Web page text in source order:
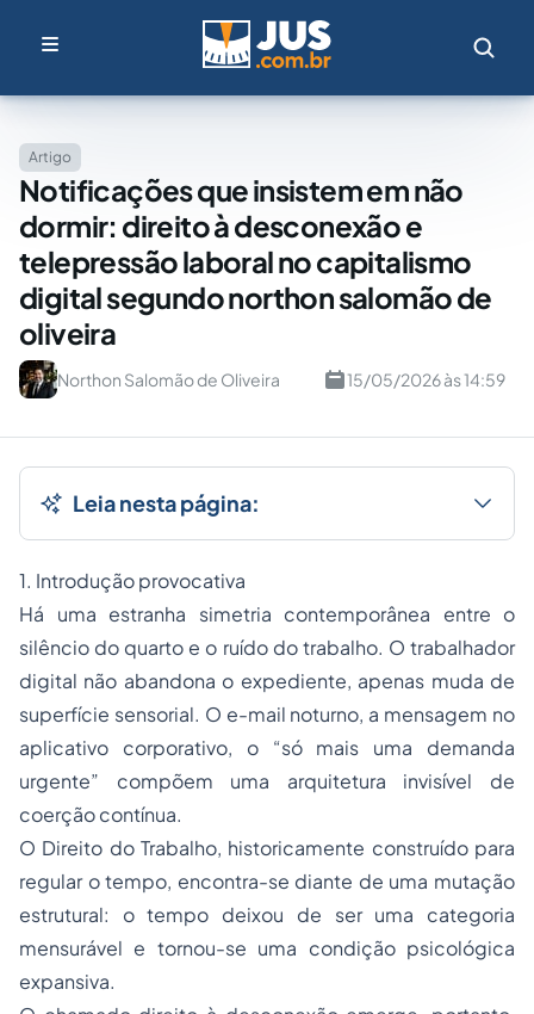
Artigo
Notificações que insistem em não
dormir: direito à desconexão e
telepressão laboral no capitalismo
digital segundo northon salomão de
oliveira
Northon Salomão de Oliveira 15/05/2026 às 14:59
Leia nesta página:
1. Introdução provocativa
Há uma estranha simetria contemporânea entre o
silêncio do quarto e o ruído do trabalho. O trabalhador
digital não abandona o expediente, apenas muda de
superfície sensorial. O e-mail noturno, a mensagem no
aplicativo corporativo, o “só mais uma demanda
urgente” compõem uma arquitetura invisível de
coerção contínua.
O Direito do Trabalho, historicamente construído para
regular o tempo, encontra-se diante de uma mutação
estrutural: o tempo deixou de ser uma categoria
mensurável e tornou-se uma condição psicológica
expansiva.